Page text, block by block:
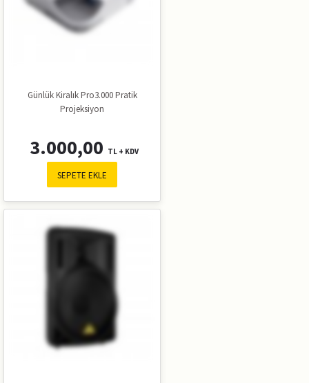
Günlük Kiralık Pro3.000 Pratik
Projeksiyon
3.000,00 TL + KDV
SEPETE EKLE